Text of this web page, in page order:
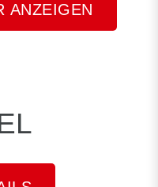
ANZEIGEN